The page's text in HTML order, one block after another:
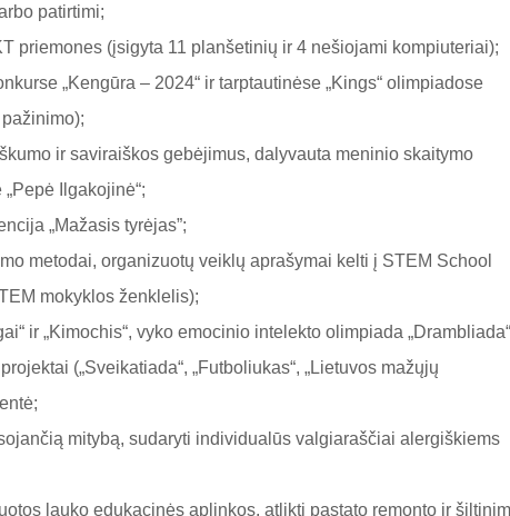
patirtimi;
priemones (įsigyta 11 planšetinių ir 4 nešiojami kompiuteriai);
„Kengūra – 2024“ ir tarptautinėse „Kings“ olimpiadose
ir saviraiškos gebėjimus, dalyvauta meninio skaitymo
Ilgakojinė“;
„Mažasis tyrėjas”;
metodai, organizuotų veiklų aprašymai kelti į STEM School
mokyklos ženklelis);
ir „Kimochis“, vyko emocinio intelekto olimpiada
(„Sveikatiada“, „Futboliukas“, „Lietuvos mažųjų
mitybą, sudaryti individualūs valgiaraščiai alergiškiems
lauko edukacinės aplinkos, atlikti pastato remonto ir